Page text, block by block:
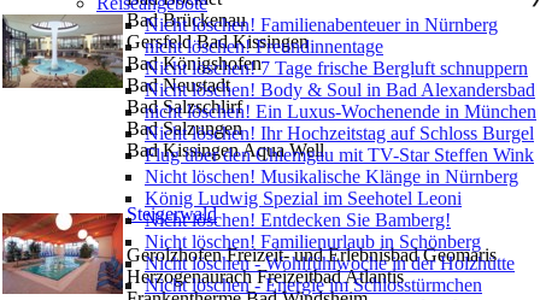
Bad Brückenau
Gersfeld Bad Kissingen
Bad Königshofen
Bad Neustadt
Bad Salzschlirf
Bad Salzungen
Bad Kissingen Aqua Well
Steigerwald
Gerolzhofen Freizeit- und Erlebnisbad Geomaris
Herzogenaurach Freizeitbad Atlantis
Nicht löschen! Familienabenteuer in Nürnberg
nicht löschen! Freundinnentage
Nicht löschen! 7 Tage frische Bergluft schnuppern
Nicht löschen! Body & Soul in Bad Alexandersbad
nicht löschen! Ein Luxus-Wochenende in München
Nicht löschen! Ihr Hochzeitstag auf Schloss Burgel
Flug über den Chiemgau mit TV-Star Steffen Wink
Nicht löschen! Musikalische Klänge in Nürnberg
König Ludwig Spezial im Seehotel Leoni
Nicht löschen! Entdecken Sie Bamberg!
Nicht löschen! Familienurlaub in Schönberg
Nicht löschen - Wohlfühlwoche in der Holzhütte
Nicht löschen - Energie im Schlosstürmchen